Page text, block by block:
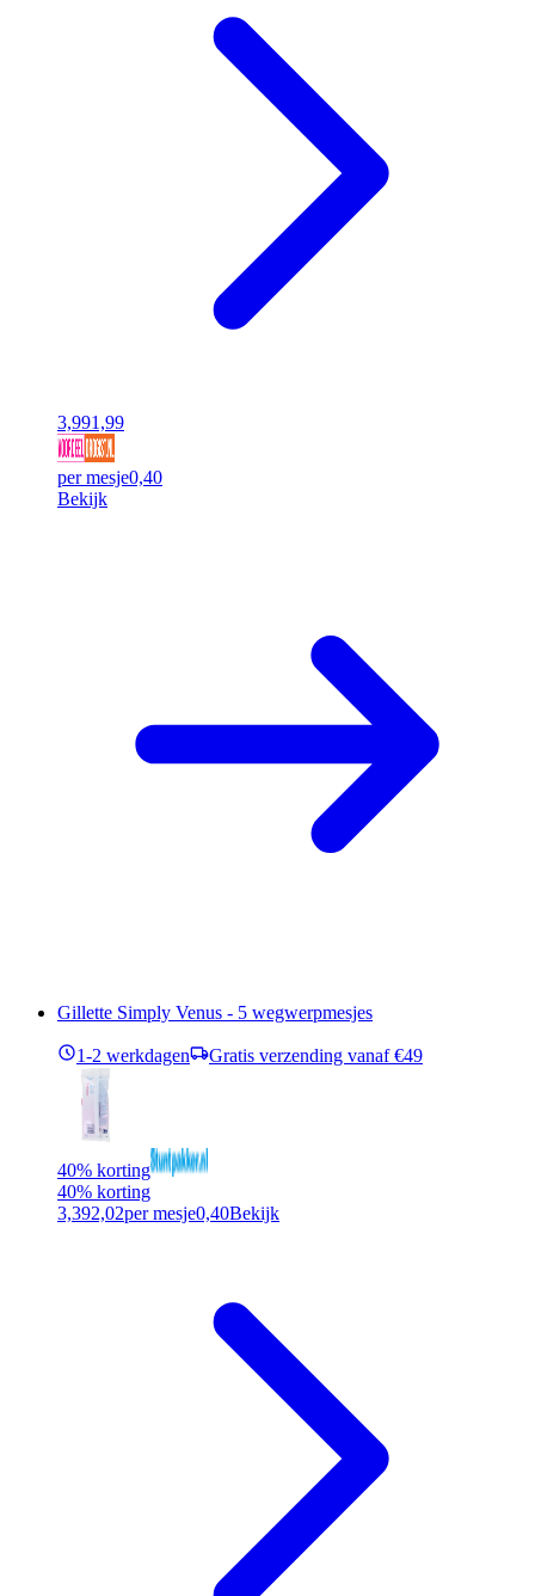
3,991,99
per mesje0,40
Bekijk
Gillette Simply Venus - 5 wegwerpmesjes
1-2 werkdagen Gratis verzending vanaf €49
40% korting
40% korting
3,392,02per mesje0,40Bekijk